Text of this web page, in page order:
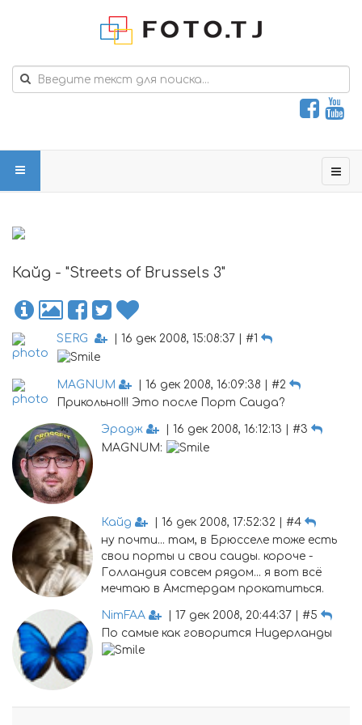
Кайд - "Streets of Brussels 3"
SERG | 16 дек 2008, 15:08:37 | #1
MAGNUM
| 16 дек 2008, 16:09:38 | #2
Прикольно!!! Это после Порт Саида?
Эрадж
| 16 дек 2008, 16:12:13 | #3
MAGNUM:
Кайд
| 16 дек 2008, 17:52:32 | #4
ну почти... там, в Брюсселе тоже есть
свои порты и свои саиды. короче -
Голландия совсем рядом... я вот всё
мечтаю в Амстердам прокатиться.
NimFAA
| 17 дек 2008, 20:44:37 | #5
По самые как говорится Нидерланды